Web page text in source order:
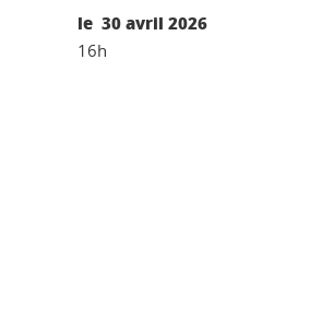
le 30 avril 2026
16h